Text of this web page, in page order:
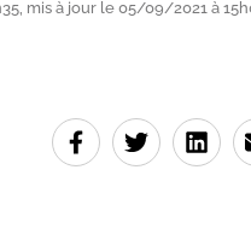
mis à jour le 05/09/2021 à